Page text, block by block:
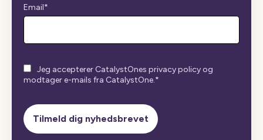
Email*
Jeg accepterer CatalystOnes privacy policy og
modtager e-mails fra CatalystOne.*